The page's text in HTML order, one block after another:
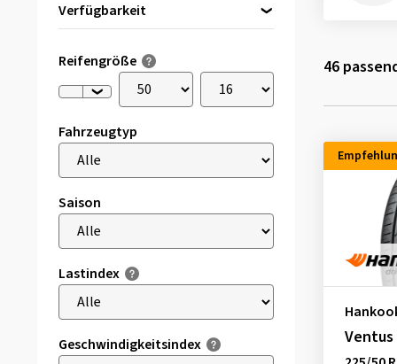
Verfügbarkeit
Reifengröße
Fahrzeugtyp
Saison
Lastindex
Geschwindigkeitsindex
46
Ventus